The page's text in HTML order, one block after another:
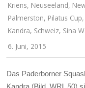
Kriens, Neuseeland,
Palmerston, Pilatus Cup,
Kandra, Schweiz, Sina
6. Juni, 2015
Das Paderborner
Kandra (Bild, WRL 50)